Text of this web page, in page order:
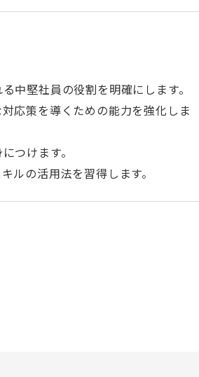
中堅社員の役割を明確にします。
応策を導くための能力を強化しま
つけます。
ルの活用法を習得します。